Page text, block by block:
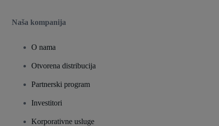
Naša kompanija
O nama
Otvorena distribucija
Partnerski program
Investitori
Korporativne usluge